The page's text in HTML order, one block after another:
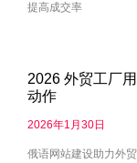
提高成交率
2026 外贸工厂
动作
2026年1月30日
俄语网站建设助力外